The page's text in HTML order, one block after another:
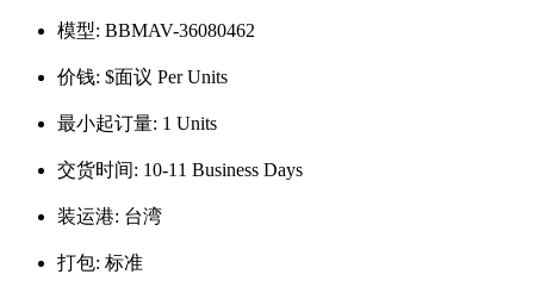
模型: BBMAV-36080462
价钱: $面议 Per Units
最小起订量: 1 Units
交货时间: 10-11 Business Days
装运港: 台湾
打包: 标准